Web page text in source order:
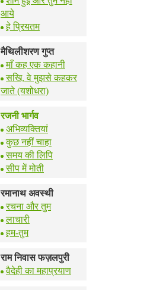
आये
हे प्रियतम
मैथिलीशरण गुप्त
माँ कह एक कहानी
सखि, वे मुझसे कहकर
जाते (यशोधरा)
रजनी भार्गव
अभिव्यक्तियां
कुछ नहीं चाहा
समय की लिपि
सीप में मोती
रमानाथ अवस्थी
रचना और तुम
लाचारी
हम-तुम
राम निवास फज़लपुरी
वैदेही का महाप्रयाण